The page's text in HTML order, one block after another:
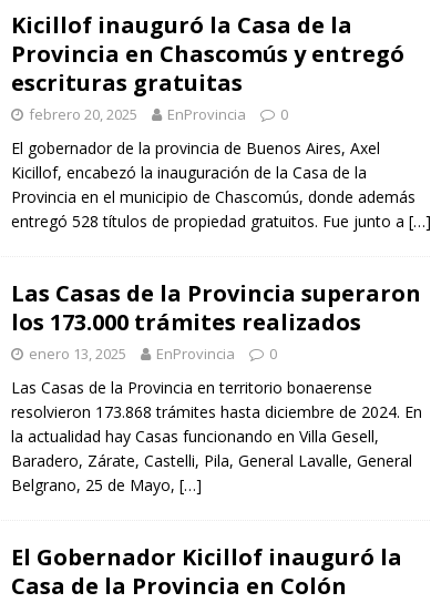
Kicillof inauguró la Casa de la
Provincia en Chascomús y entregó
escrituras gratuitas
febrero 20, 2025 EnProvincia 0
El gobernador de la provincia de Buenos Aires, Axel
Kicillof, encabezó la inauguración de la Casa de la
Provincia en el municipio de Chascomús, donde además
entregó 528 títulos de propiedad gratuitos. Fue junto a […]
Las Casas de la Provincia superaron
los 173.000 trámites realizados
enero 13, 2025 EnProvincia 0
Las Casas de la Provincia en territorio bonaerense
resolvieron 173.868 trámites hasta diciembre de 2024. En
la actualidad hay Casas funcionando en Villa Gesell,
Baradero, Zárate, Castelli, Pila, General Lavalle, General
Belgrano, 25 de Mayo, […]
El Gobernador Kicillof inauguró la
Casa de la Provincia en Colón